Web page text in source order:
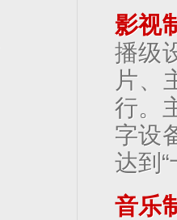
影视
播级
片、
行。
字设
达到
音乐